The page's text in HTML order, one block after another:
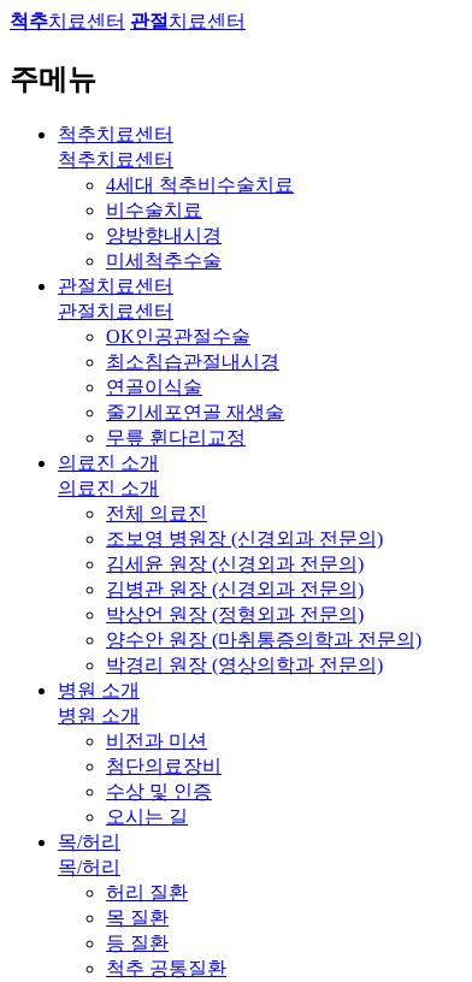
척추치료센터 관절 치료센터
주메뉴
척추치료센터
척추치료센터
4세대 척추비수술치료
비수술치료
양방향내시경
미세척추수술
관절치료센터
관절치료센터
OK인공관절수술
최소침습관절내시경
연골이식술
줄기세포연골 재생술
무릎 휜다리교정
의료진 소개
의료진 소개
전체 의료진
조보영 병원장 (신경외과 전문의)
김세윤 원장 (신경외과 전문의)
김병관 원장 (신경외과 전문의)
박상언 원장 (정형외과 전문의)
양수안 원장 (마취통증의학과 전문의)
박경리 원장 (영상의학과 전문의)
병원 소개
병원 소개
비전과 미션
첨단의료장비
수상 및 인증
오시는 길
목/허리
목/허리
허리 질환
목 질환
등 질환
척추 공통질환